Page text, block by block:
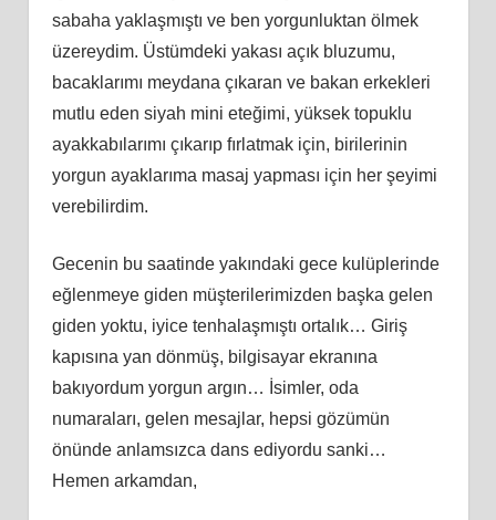
sabaha yaklaşmıştı ve ben yorgunluktan ölmek
üzereydim. Üstümdeki yakası açık bluzumu,
bacaklarımı meydana çıkaran ve bakan erkekleri
mutlu eden siyah mini eteğimi, yüksek topuklu
ayakkabılarımı çıkarıp fırlatmak için, birilerinin
yorgun ayaklarıma masaj yapması için her şeyimi
verebilirdim.
Gecenin bu saatinde yakındaki gece kulüplerinde
eğlenmeye giden müşterilerimizden başka gelen
giden yoktu, iyice tenhalaşmıştı ortalık… Giriş
kapısına yan dönmüş, bilgisayar ekranına
bakıyordum yorgun argın… İsimler, oda
numaraları, gelen mesajlar, hepsi gözümün
önünde anlamsızca dans ediyordu sanki…
Hemen arkamdan,